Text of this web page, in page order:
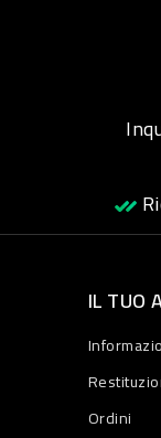
IL TUO
Ordini